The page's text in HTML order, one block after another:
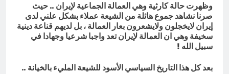
وظهرت حالة كارثية وهي العمالة الجماعية لإيران .. حيث
صرنا نشاهد جموع هائلة من الشيعة عملاء بشكل علني لدى
إيران لايخجلون ولايشعرون بعار العمالة ، بل لديهم قناعة دينية
سخيفة وهي ان العمالة لإيران تعد واجبا شرعيا وجهادا في
سبيل الله !
بعد كل هذا التاريخ السياسي الأسود للشيعة المليء بالخيانة ..